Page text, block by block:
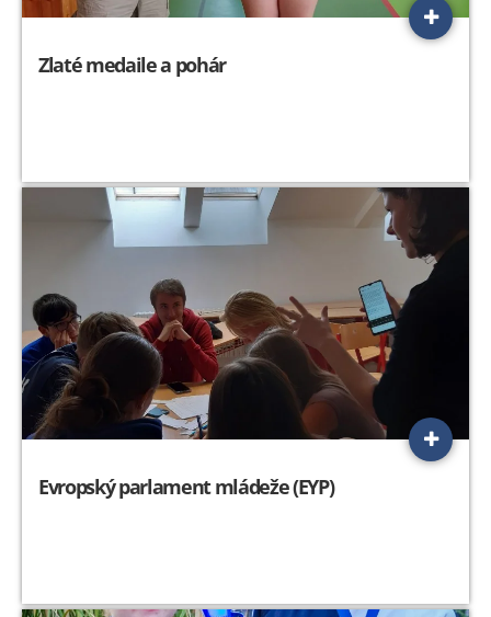
Zlaté medaile a pohár
Evropský parlament mládeže (EYP)